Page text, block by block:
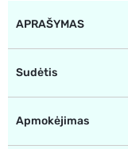
APRAŠYMAS
Sudėtis
Apmokėjimas